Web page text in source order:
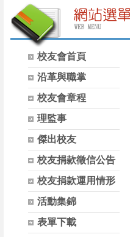
校友會首頁
沿革與職掌
校友會章程
理監事
傑出校友
校友捐款徵信公告
校友捐款運用情形
活動集錦
表單下載